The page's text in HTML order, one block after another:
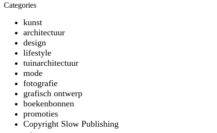
Categories
kunst
architectuur
design
lifestyle
tuinarchitectuur
mode
fotografie
grafisch ontwerp
boekenbonnen
promoties
Copyright Slow Publishing